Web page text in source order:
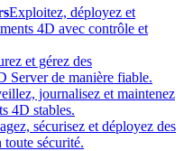
Exploitez, déployez et
4D avec contrôle et
et gérez des
Server de manière fiable.
journalisez et maintenez
4D stables.
sécurisez et déployez des
sécurité.